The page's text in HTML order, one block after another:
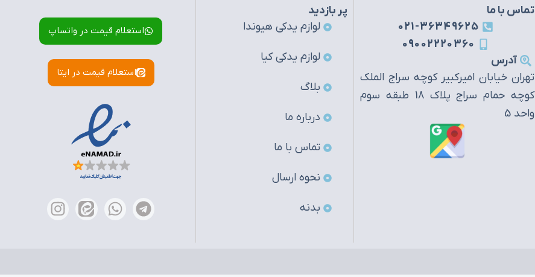
تماس با ما
021-36349625
09002220360
آدرس
تهران خیابان امیرکبیر کوچه سراج الملک
کوچه حمام سراج پلاک 18 طبقه سوم
واحد 5
پر بازدید
لوازم یدکی هیوندا
لوازم یدکی کیا
بلاگ
درباره ما
تماس با ما
نحوه ارسال
بدنه
استعلام قیمت در واتساپ
استعلام قیمت در ایتا